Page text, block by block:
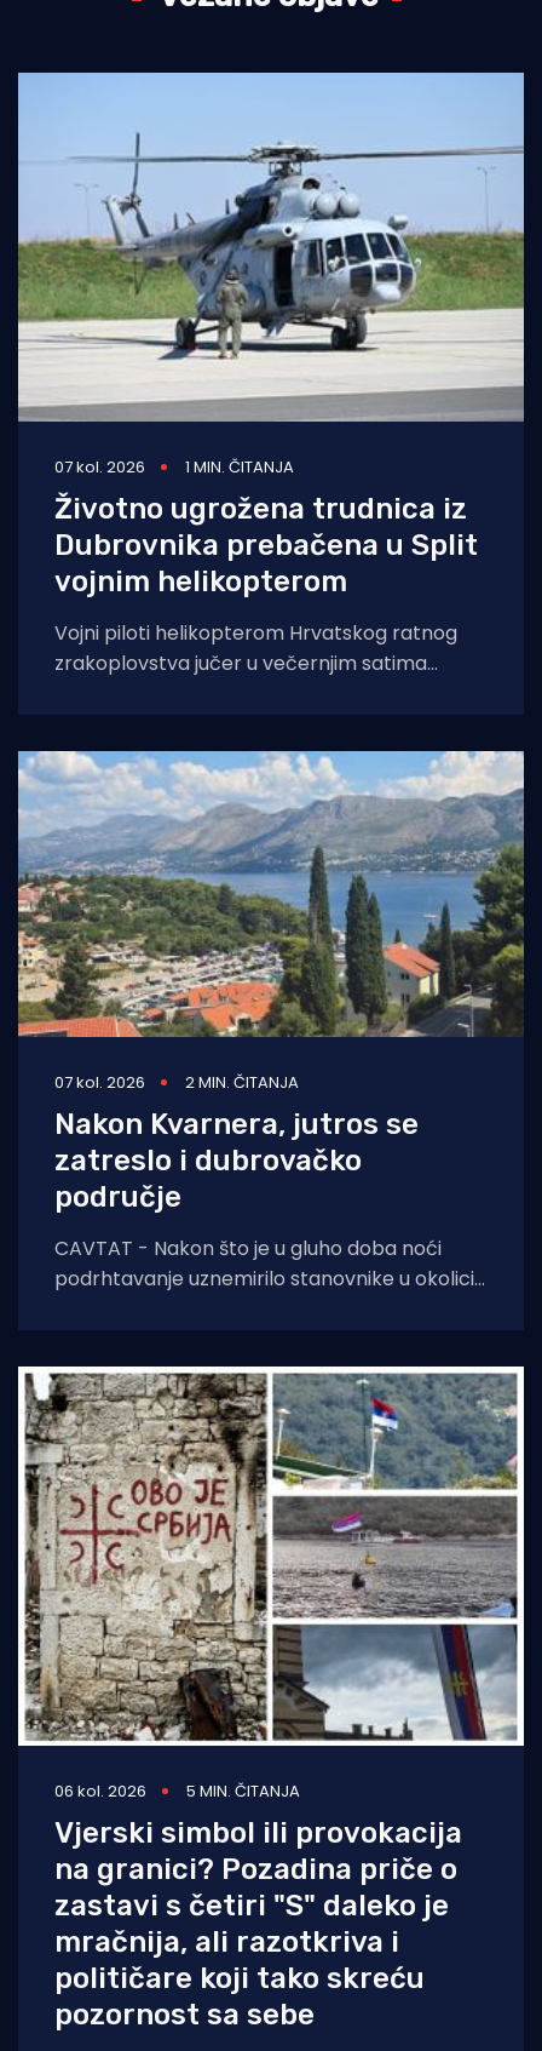
07 kol. 2026 1 MIN. ČITANJA
Životno ugrožena trudnica iz
Dubrovnika prebačena u Split
vojnim helikopterom
Vojni piloti helikopterom Hrvatskog ratnog
zrakoplovstva jučer u večernjim satima
07 kol. 2026 2 MIN. ČITANJA
Nakon Kvarnera, jutros se
zatreslo i dubrovačko
područje
CAVTAT - Nakon što je u gluho doba noći
podrhtavanje uznemirilo stanovnike u okolici
06 kol. 2026 5 MIN. ČITANJA
Vjerski simbol ili provokacija
na granici? Pozadina priče o
zastavi s četiri "S" daleko je
mračnija, ali razotkriva i
političare koji tako skreću
pozornost sa sebe